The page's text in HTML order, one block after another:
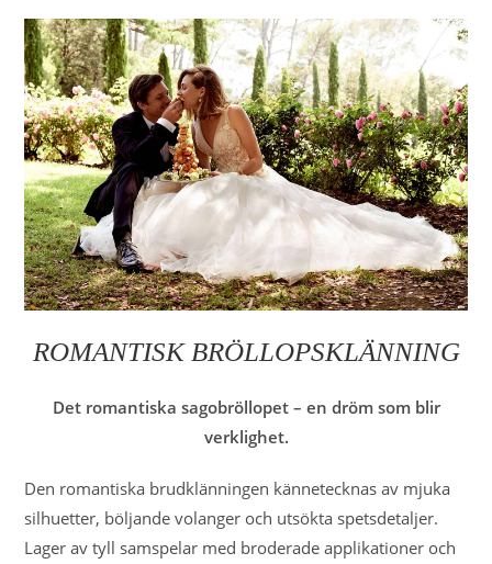
ROMANTISK BRÖLLOPSKLÄNNING
Det romantiska sagobröllopet – en dröm som blir
verklighet.
Den romantiska brudklänningen kännetecknas av mjuka
silhuetter, böljande volanger och utsökta spetsdetaljer.
Lager av tyll samspelar med broderade applikationer och